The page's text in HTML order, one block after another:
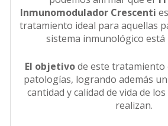
Inmunomodulador Crescenti
tratamiento ideal para aquellas
sistema inmunológico está
El objetivode este tratamiento
patologías, logrando además
cantidad y calidad de vida de
realizan.